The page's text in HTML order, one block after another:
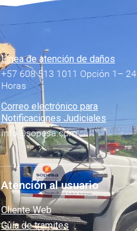
Línea de atención de daños
+57 608 513 1011 Opción 1– 24
Horas
Correo electrónico para
Notificaciones Judiciales
info@sopesa.com
Atención al usuario
Cliente Web
Guía de tramites